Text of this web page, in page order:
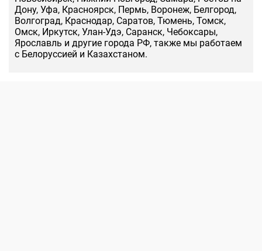
Дону, Уфа, Красноярск, Пермь, Воронеж, Белгород,
Волгоград, Краснодар, Саратов, Тюмень, Томск,
Омск, Иркутск, Улан-Удэ, Саранск, Чебоксары,
Ярославль и другие города РФ, также мы работаем
с Белоруссией и Казахстаном.